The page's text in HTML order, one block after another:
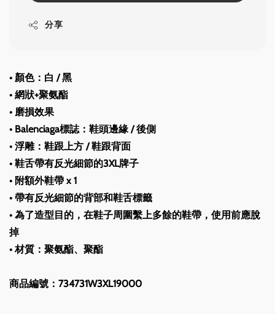
分享
• 顏色：白 / 黑
• 網狀+聚氨酯
• 磨損效果
• Balenciaga標誌：鞋頭邊緣 / 後側
• 浮雕：鞋跟上方 / 鞋跟背面
• 鞋舌帶有反光細節的3XL牌子
• 附額外鞋帶 x 1
• 帶有反光細節的背部和鞋舌標籤
• 為了造型目的，在鞋子周圍繫上多餘的鞋帶，使用前應脫
掉
• 材質：聚氨酯、聚酯
商品編號：734731W3XL19000